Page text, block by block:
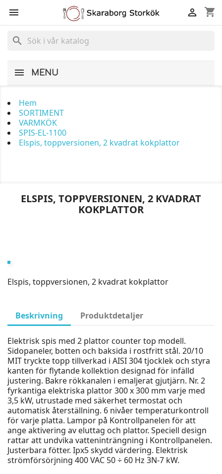
 shopping_cart

search
MENU
Hem
SORTIMENT
VARMKÖK
SPIS-EL-1100
Elspis, toppversionen, 2 kvadrat kokplattor
ELSPIS, TOPPVERSIONEN, 2 KVADRAT
KOKPLATTOR
Elspis, toppversionen, 2 kvadrat kokplattor
Beskrivning Produktdetaljer
Elektrisk spis med 2 plattor counter top modell.
Sidopaneler, botten och baksida i rostfritt stål. 20/10
MIT tryckte topp tillverkad i AISI 304 tjocklek och styra
kanten för flytande kollektion designad för infälld
justering. Bakre rökkanalen i emaljerat gjutjärn. Nr. 2
fyrkantiga elektriska plattor 300 x 300 mm varje med
3,5 kW, utrustade med säkerhet termostat och
automatisk återställning. 6 nivåer temperaturkontroll
för varje platta. Lampor på Kontrollpanelen för att
ange aktivering av eluttag och plattor. Speciell design
rattar att undvika vatteninträngning i Kontrollpanelen.
Justerbara fötter. Ipx5 skydd värdering. Elektrisk
strömförsörjning 400 VAC 50 ÷ 60 Hz 3N-7 kW.